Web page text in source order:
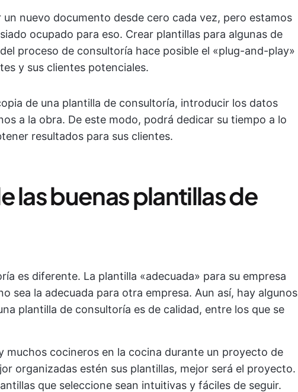
nuevo documento desde cero cada vez, pero estamos
ocupado para eso. Crear plantillas para algunas de
proceso de consultoría hace posible el «plug-and-play»
y sus clientes potenciales.
de una plantilla de consultoría, introducir los datos
a la obra. De este modo, podrá dedicar su tiempo a lo
resultados para sus clientes.
las buenas plantillas de
es diferente. La plantilla «adecuada» para su empresa
sea la adecuada para otra empresa. Aun así, hay algunos
plantilla de consultoría es de calidad, entre los que se
muchos cocineros en la cocina durante un proyecto de
organizadas estén sus plantillas, mejor será el proyecto.
que seleccione sean intuitivas y fáciles de seguir.